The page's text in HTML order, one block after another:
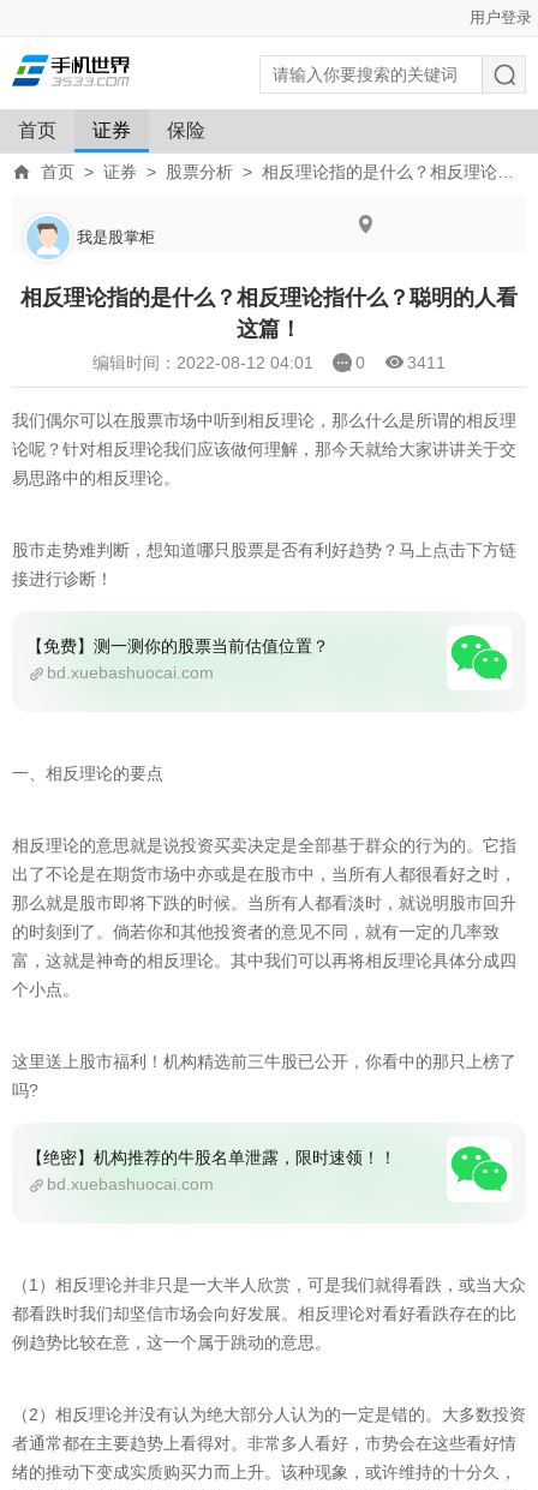
用户登录
首页 证券 保险
首页 > 证券 > 股票分析 > 相反理论指的是什么？相反理论指什么？聪明的人看这篇！
我是股掌柜
相反理论指的是什么？相反理论指什么？聪明的人看
这篇！
编辑时间：2022-08-12 04:01 0 3411
我们偶尔可以在股票市场中听到相反理论，那么什么是所谓的相反理
论呢？针对相反理论我们应该做何理解，那今天就给大家讲讲关于交
易思路中的相反理论。
股市走势难判断，想知道哪只股票是否有利好趋势？马上点击下方链
接进行诊断！
【免费】测一测你的股票当前估值位置？
bd.xuebashuocai.com
一、相反理论的要点
相反理论的意思就是说投资买卖决定是全部基于群众的行为的。它指
出了不论是在期货市场中亦或是在股市中，当所有人都很看好之时，
那么就是股市即将下跌的时候。当所有人都看淡时，就说明股市回升
的时刻到了。倘若你和其他投资者的意见不同，就有一定的几率致
富，这就是神奇的相反理论。其中我们可以再将相反理论具体分成四
个小点。
这里送上股市福利！机构精选前三牛股已公开，你看中的那只上榜了
吗?
【绝密】机构推荐的牛股名单泄露，限时速领！！
bd.xuebashuocai.com
（1）相反理论并非只是一大半人欣赏，可是我们就得看跌，或当大众
都看跌时我们却坚信市场会向好发展。相反理论对看好看跌存在的比
例趋势比较在意，这一个属于跳动的意思。
（2）相反理论并没有认为绝大部分人认为的一定是错的。大多数投资
者通常都在主要趋势上看得对。非常多人看好，市势会在这些看好情
绪的推动下变成实质购买力而上升。该种现象，或许维持的十分久，